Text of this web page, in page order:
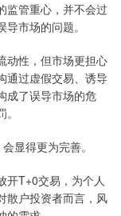
监管重心，并不会过
市场的问题。
动性，但市场更担心
通过虚假交易、诱导
成了误导市场的危
显得更为完善。
开T+0交易，为个人
散户投资者而言，风